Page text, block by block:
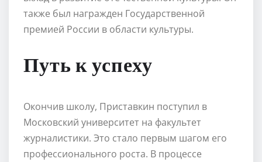
также был награжден Государственной
премией России в области культуры.
Путь к успеху
Окончив школу, Приставкин поступил в
Московский университет на факультет
журналистики. Это стало первым шагом его
профессионального роста. В процессе